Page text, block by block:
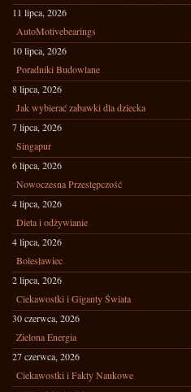
11 lipca, 2026
AutoMotivebearings
10 lipca, 2026
Poradniki Budowlane
8 lipca, 2026
Jak wybierać zabawki dla dziecka
7 lipca, 2026
Singapur
6 lipca, 2026
Nowoczesna Przestępczość
4 lipca, 2026
Dieta i odżywianie
4 lipca, 2026
Bolesławiec
2 lipca, 2026
Ciekawostki i Giganty Świata
30 czerwca, 2026
Zielona Energia
27 czerwca, 2026
Ciekawostki i Fakty Naukowe